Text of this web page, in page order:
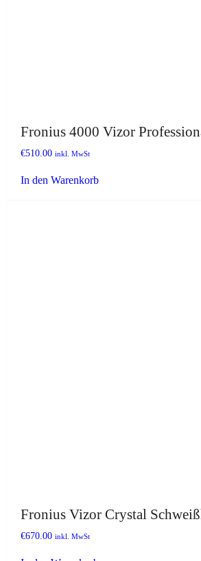
Fronius 4000 Vizor
€510.00 inkl. MwSt
In den Warenkorb
Fronius Vizor Crystal
€670.00 inkl. MwSt